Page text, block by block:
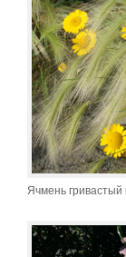
Ячмень гривастый